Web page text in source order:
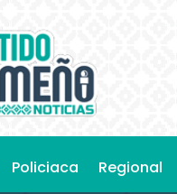
Policiaca Regional